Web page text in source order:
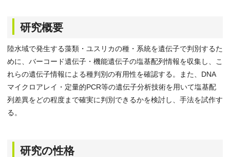
研究概要
陸水域で発生する藻類・ユスリカの種・系統を遺伝子で判別するた
めに、バーコード遺伝子・機能遺伝子の塩基配列情報を収集し、こ
れらの遺伝子情報による種判別の有用性を確認する。また、DNA
マイクロアレイ・定量的PCR等の遺伝子分析技術を用いて塩基配
列差異をどの程度まで確実に判別できるかを検討し、手法を試作す
る。
研究の性格